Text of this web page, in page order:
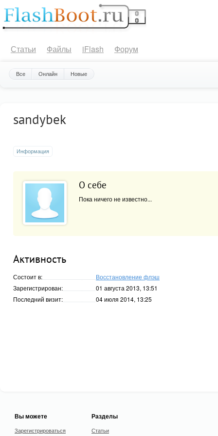
Статьи Файлы iFlash Форум
Все Онлайн Новые
sandybek
Информация
О себе
Пока ничего не известно...
Активность
Состоит в:
Восстановление флэш
Зарегистрирован:
01 августа 2013, 13:51
Последний визит:
04 июля 2014, 13:25
Вы можете
Зарегистрироваться
Разделы
Статьи